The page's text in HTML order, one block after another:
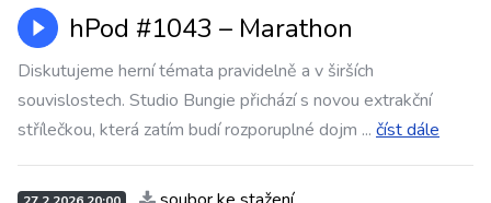
hPod #1043 – Marathon
Diskutujeme herní témata pravidelně a v širších
souvislostech. Studio Bungie přichází s novou extrakční
střílečkou, která zatím budí rozporuplné dojm ... číst dále